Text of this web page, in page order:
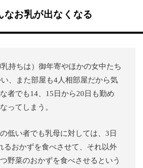
なお乳が出なくなる
持ちは）御年寄やほかの女中たち
、また部屋も4人相部屋だから気
者でも14、15日から20日も勤め
ってしまう。
低い者でも乳母に対しては、3日
るおかずを食べさせて、それ以外
野菜のおかずを食べさせるという